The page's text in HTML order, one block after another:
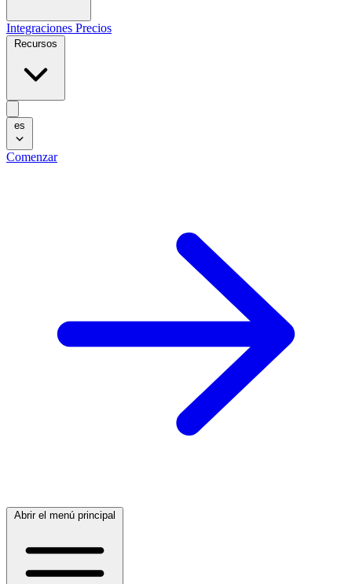
Integraciones Precios
es
Comenzar
Abrir el menú principal